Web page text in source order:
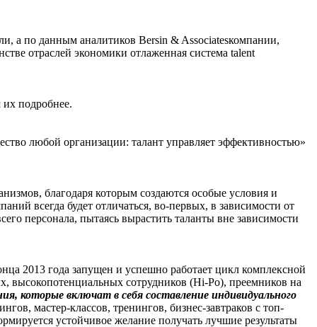
а по данным аналитиков Bersin & Associatesкомпании,
отраслей экономики отлаженная система talent
подробнее.
любой организации: талант управляет эффективностью»
благодаря которым создаются особые условия и
всегда будет отличаться, во-первых, в зависимости от
персонала, пытаясь вырастить таланты вне зависимости
2013 года запущен и успешно работает цикл комплексной
высокопотенциальных сотрудников (Hi-Po), преемников на
которые включат в себя составление индивидуального
мастер-классов, тренингов, бизнес-завтраков с топ-
устойчивое желание получать лучшие результаты